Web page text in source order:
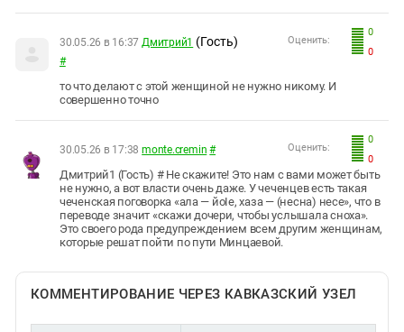
0
0
Оценить:
30.05.26 в 16:37 Дмитрий1 (Гость)
#
то что делают с этой женщиной не нужно никому. И
совершенно точно
0
0
Оценить:
30.05.26 в 17:38 monte.cremin #
Дмитрий1 (Гость) # Не скажите! Это нам с вами может быть
не нужно, а вот власти очень даже. У чеченцев есть такая
чеченская поговорка «ала — йоIе, хаза — (несна) несе», что в
переводе значит «скажи дочери, чтобы услышала сноха».
Это своего рода предупреждением всем другим женщинам,
которые решат пойти по пути Минцаевой.
КОММЕНТИРОВАНИЕ ЧЕРЕЗ КАВКАЗСКИЙ УЗЕЛ